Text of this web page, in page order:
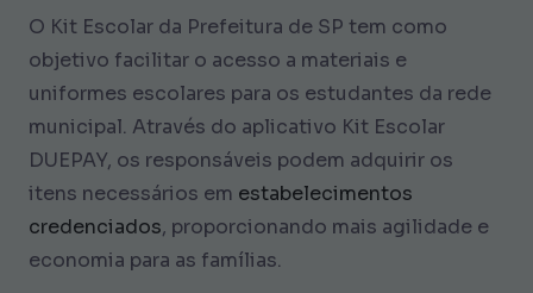
O Kit Escolar da Prefeitura de SP tem como
objetivo facilitar o acesso a materiais e
uniformes escolares para os estudantes da rede
municipal. Através do aplicativo Kit Escolar
DUEPAY, os responsáveis podem adquirir os
itens necessários em estabelecimentos
credenciados, proporcionando mais agilidade e
economia para as famílias.